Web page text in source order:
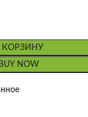
КОРЗИНУ
BUY NOW